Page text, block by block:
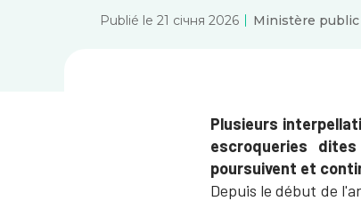
Publié le 21 січня 2026 Ministère public
Plusieurs
escroqueries
poursuivent et
Depuis le début de